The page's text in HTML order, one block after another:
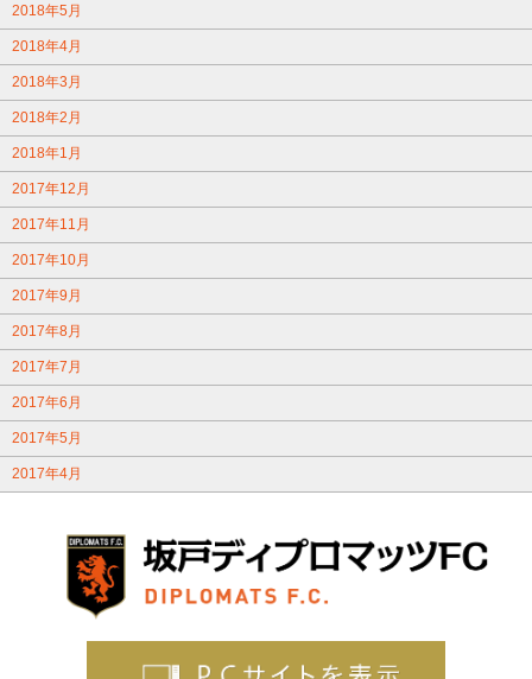
2018年5月
2018年4月
2018年3月
2018年2月
2018年1月
2017年12月
2017年11月
2017年10月
2017年9月
2017年8月
2017年7月
2017年6月
2017年5月
2017年4月